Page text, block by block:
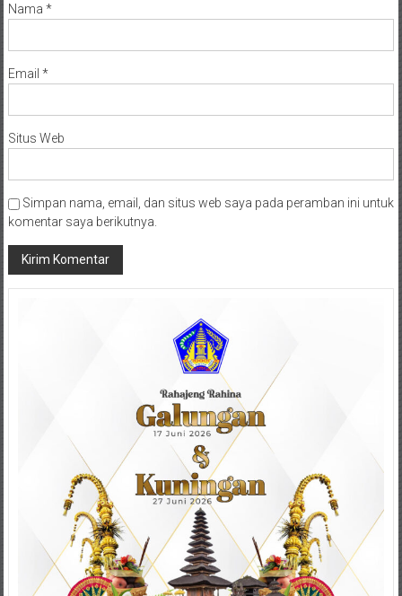
Nama *
Email *
Situs Web
Simpan nama, email, dan situs web saya pada peramban ini untuk
komentar saya berikutnya.